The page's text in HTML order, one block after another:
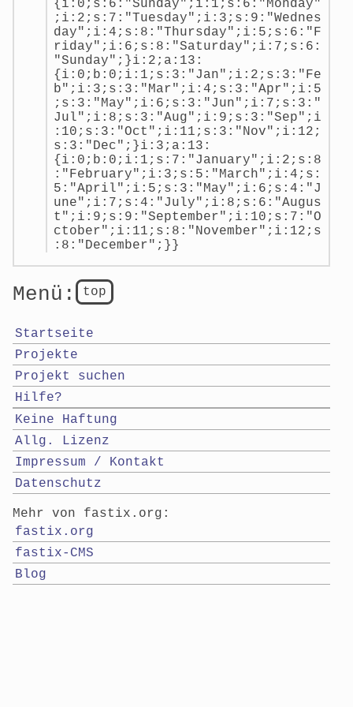
{i:0;s:6:"Sunday";i:1;s:6:"Monday"
;i:2;s:7:"Tuesday";i:3;s:9:"Wednes
day";i:4;s:8:"Thursday";i:5;s:6:"F
riday";i:6;s:8:"Saturday";i:7;s:6:
"Sunday";}i:2;a:13:
{i:0;b:0;i:1;s:3:"Jan";i:2;s:3:"Fe
b";i:3;s:3:"Mar";i:4;s:3:"Apr";i:5
;s:3:"May";i:6;s:3:"Jun";i:7;s:3:"
Jul";i:8;s:3:"Aug";i:9;s:3:"Sep";i
:10;s:3:"Oct";i:11;s:3:"Nov";i:12;
s:3:"Dec";}i:3;a:13:
{i:0;b:0;i:1;s:7:"January";i:2;s:8
:"February";i:3;s:5:"March";i:4;s:
5:"April";i:5;s:3:"May";i:6;s:4:"J
une";i:7;s:4:"July";i:8;s:6:"Augus
t";i:9;s:9:"September";i:10;s:7:"O
ctober";i:11;s:8:"November";i:12;s
:8:"December";}}
top
Menü:
Startseite
Projekte
Projekt suchen
Hilfe?
Keine Haftung
Allg. Lizenz
Impressum / Kontakt
Datenschutz
Mehr von fastix.org:
fastix.org
fastix-CMS
Blog